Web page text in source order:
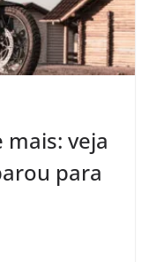
mais: veja
para